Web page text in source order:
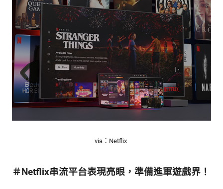
生
活
態
度
精
采
豐
富
的
時
尚
潮
流、
生
星
via：Netflix
＃Netflix串流平台表現亮眼，準備進軍遊戲界！